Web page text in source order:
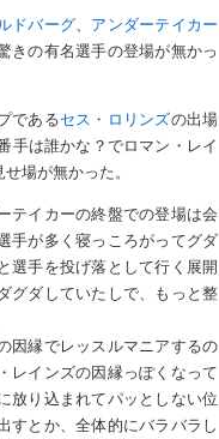
ドバーグ
アンダーテイカー
きの有名選手の登場が無かっ
であるセス・ロリンズの出場
手は誰かな？でロマン・レイ
場が無かった。
テイカーの終盤での登場は会
手が多く寝っころがってグダ
選手を投げ落として行く展開
グダしていたしで、もっと整
因縁でレッスルマニアするの
レインズの因縁っぽくなって
放り込まれてパッとしない位
すとか、全体的にバラバラし